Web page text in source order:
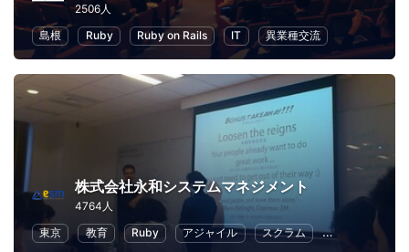
2506人
島根
Ruby Ruby on Rails IT 異業種交流
株式会社永和システムマネジメント
4764人
東京
教育 Ruby アジャイル スクラム クラウド